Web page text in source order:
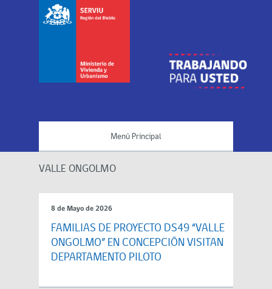
Menú Principal
VALLE ONGOLMO
8 de Mayo de 2026
FAMILIAS DE PROYECTO DS49 “VALLE
ONGOLMO” EN CONCEPCIÓN VISITAN
DEPARTAMENTO PILOTO